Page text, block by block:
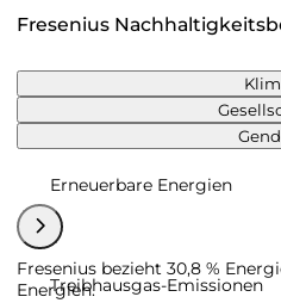
Fresenius
Erneuerbare Energien
Fresenius bezieht 30,8 %
Energien.
Treibhausgas-Emissionen